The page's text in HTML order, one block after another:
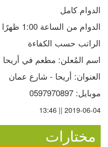
الدوام كامل
الدوام من الساعة 1:00 ظهرًا حتى الساعة 11:00 مساءً
الراتب حسب الكفاءة
اسم المُعلن: مطعم في أريحا
العنوان: أريحا - شارع عمان
موبايل: 0597970897
2019-06-04 || 13:46
مختارات